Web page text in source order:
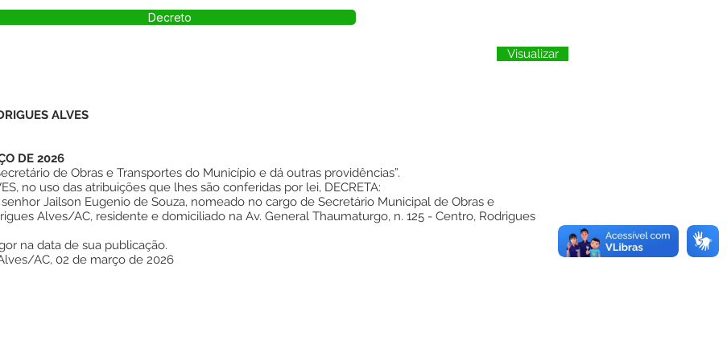
Decreto
Visualizar
ALVES
DE 2026
de Obras e Transportes do Município e dá outras providências”.
no uso das atribuições que lhes são conferidas por lei, DECRETA:
Jailson Eugenio de Souza, nomeado no cargo de Secretário Municipal de Obras e
Alves/AC, residente e domiciliado na Av. General Thaumaturgo, n. 125 - Centro, Rodrigues
na data de sua publicação.
AC, 02 de março de 2026